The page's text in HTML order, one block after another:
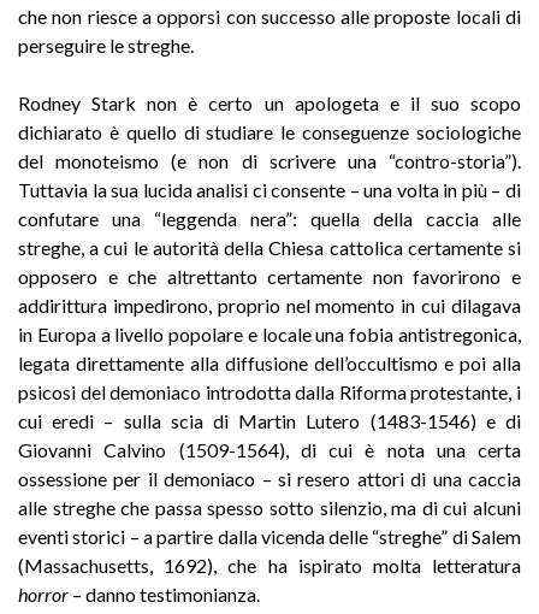
che non riesce a opporsi con successo alle proposte locali di
perseguire le streghe.
Rodney Stark non è certo un apologeta e il suo scopo
dichiarato è quello di studiare le conseguenze sociologiche
del monoteismo (e non di scrivere una “contro-storia”).
Tuttavia la sua lucida analisi ci consente – una volta in più – di
confutare una “leggenda nera”: quella della caccia alle
streghe, a cui le autorità della Chiesa cattolica certamente si
opposero e che altrettanto certamente non favorirono e
addirittura impedirono, proprio nel momento in cui dilagava
in Europa a livello popolare e locale una fobia antistregonica,
legata direttamente alla diffusione dell’occultismo e poi alla
psicosi del demoniaco introdotta dalla Riforma protestante, i
cui eredi – sulla scia di Martin Lutero (1483-1546) e di
Giovanni Calvino (1509-1564), di cui è nota una certa
ossessione per il demoniaco – si resero attori di una caccia
alle streghe che passa spesso sotto silenzio, ma di cui alcuni
eventi storici – a partire dalla vicenda delle “streghe” di Salem
(Massachusetts, 1692), che ha ispirato molta letteratura
horror – danno testimonianza.